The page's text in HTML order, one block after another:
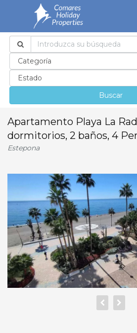
Buscar
Apartamento Playa La
dormitorios, 2 baños, 4
Estepona